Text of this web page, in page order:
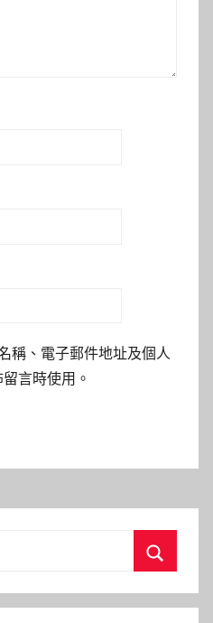
稱、電子郵件地址及個人
言時使用。